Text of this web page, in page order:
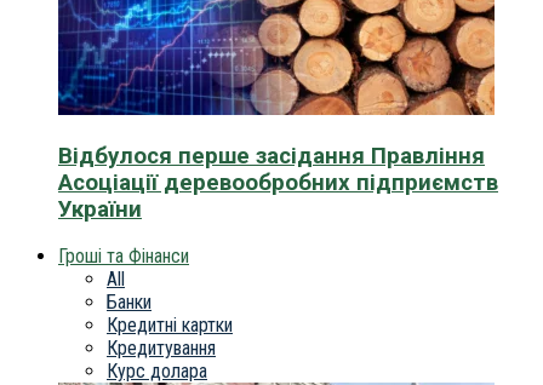
Відбулося перше засідання Правління
Асоціації деревообробних підприємств
України
Гроші та Фінанси
All
Банки
Кредитні картки
Кредитування
Курс долара